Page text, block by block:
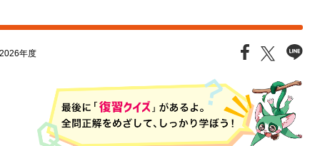
2026年度